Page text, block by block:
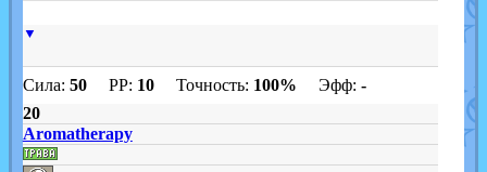
▼
Сила: 50PP: 10Точность: 100% Эфф: -
20
Aromatherapy